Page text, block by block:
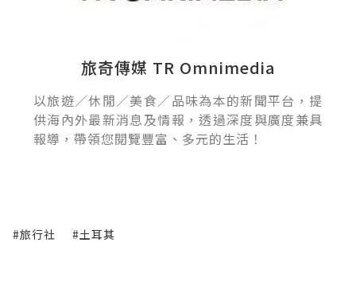
旅奇傳媒 TR Omnimedia
以旅遊／休閒／美食／品味為本的新聞平台，提
供海內外最新消息及情報，透過深度與廣度兼具
報導，帶領您閱覽豐富、多元的生活！
#旅行社 #土耳其